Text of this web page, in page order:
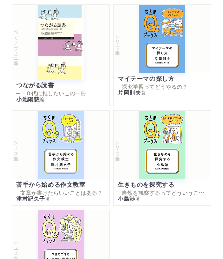
ちくまプリマー新書
つながる読書
─１０代に推したいこの一冊
小池陽慈編
シリーズ・全集
マイテーマの探し方
─探究学習ってどうやるの？
片岡則夫著
シリーズ・全集
苦手から始める作文教室
─文章が書けたらいいことはある？
津村記久子著
シリーズ・全集
生きものを探究する
─自然を観察するってどういうこと？
小島渉著
シリーズ・全集